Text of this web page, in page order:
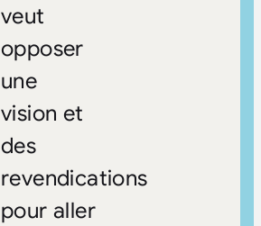
veut
opposer
une
vision et
des
revendications
pour aller